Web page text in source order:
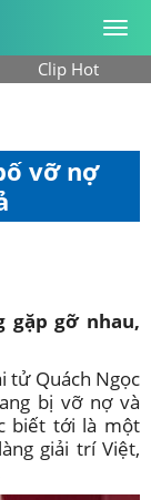
Clip Hot
vỡ nợ
gặp gỡ nhau,
tử Quách Ngọc
bị vỡ nợ và
biết tới là một
giải trí Việt,